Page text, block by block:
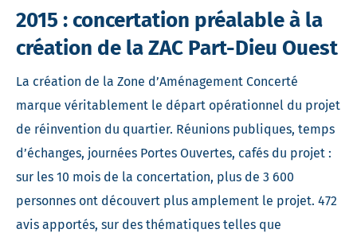
2015 : concertation préalable à la
création de la ZAC Part-Dieu Ouest
La création de la Zone d’Aménagement Concerté
marque véritablement le départ opérationnel du projet
de réinvention du quartier. Réunions publiques, temps
d’échanges, journées Portes Ouvertes, cafés du projet :
sur les 10 mois de la concertation, plus de 3 600
personnes ont découvert plus amplement le projet. 472
avis apportés, sur des thématiques telles que